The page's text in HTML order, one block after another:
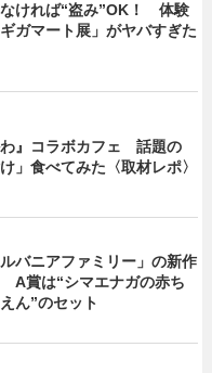
ければ“盗み”OK！ 体験
ガマート展」がヤバすぎた
わ』コラボカフェ 話題の
」食べてみた〈取材レポ〉
バニアファミリー」の新作
A賞は“シマエナガの赤ち
ん”のセット